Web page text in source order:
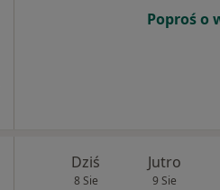
Poproś o
Dziś
8 Sie
Jutro
9 Sie